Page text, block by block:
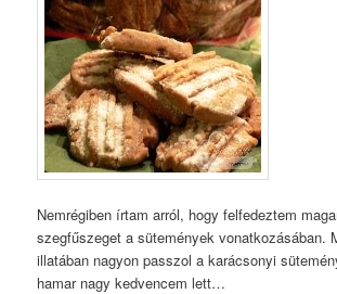
Nemrégiben írtam arról, hogy felfedeztem
szegfűszeget a sütemények vonatkozásában.
illatában nagyon passzol a karácsonyi
hamar nagy kedvencem lett…